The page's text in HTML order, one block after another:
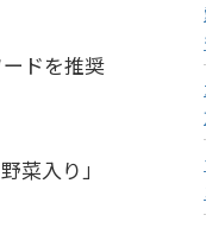
ドを推奨
菜入り」